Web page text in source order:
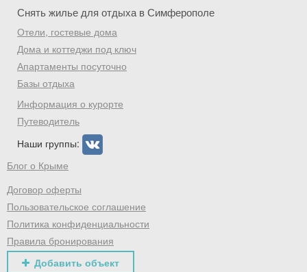
Снять жилье для отдыха в Симферополе
Отели, гостевые дома
Дома и коттеджи под ключ
Апартаменты посуточно
Базы отдыха
Информация о курорте
Путеводитель
Наши группы:
Блог о Крыме
Договор оферты
Пользовательское соглашение
Политика конфиденциальности
Правила бронирования
Добавить объект
Хочешь дешевле? Оставь почту и получи
промокод на первое бронирование!